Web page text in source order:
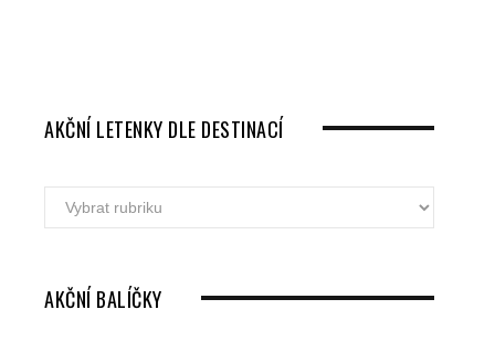
AKČNÍ LETENKY DLE DESTINACÍ
Akční
letenky
destinací
AKČNÍ BALÍČKY